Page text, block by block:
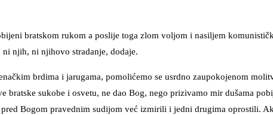
bratskom rukom a poslije toga zlom voljom i nasiljem
njih, ni njihovo stradanje, dodaje.
brdima i jarugama, pomolićemo se usrdno zaupokojenom
sukobe i osvetu, ne dao Bog, nego prizivamo mir dušama
Bogom pravednim sudijom već izmirili i jedni drugima oprostili.